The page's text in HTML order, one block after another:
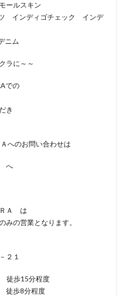
ールスキン
インディゴチェック インデ
ニム
ラに～～
での
き
へのお問い合わせは
へ
Ａ は
みの営業となります。
２１
歩15分程度
歩8分程度